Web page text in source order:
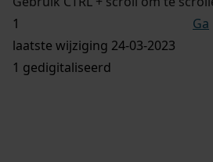
Ga
laatste wijziging 24-03-2023
1 gedigitaliseerd